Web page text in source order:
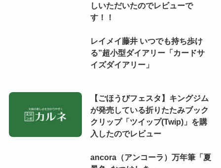
しいただいたのでレビューで
す！！
レイメイ藤井 いつでも持ち歩け
る”超小型ダイアリー「カードサ
イズダイアリー」
【ごほうびフェスタ】キングジム
が発売している折りたたみブック
クリップ「ツイップ(Twip)」を購
入したのでレビュー
ancora（アンコーラ）万年筆「夏